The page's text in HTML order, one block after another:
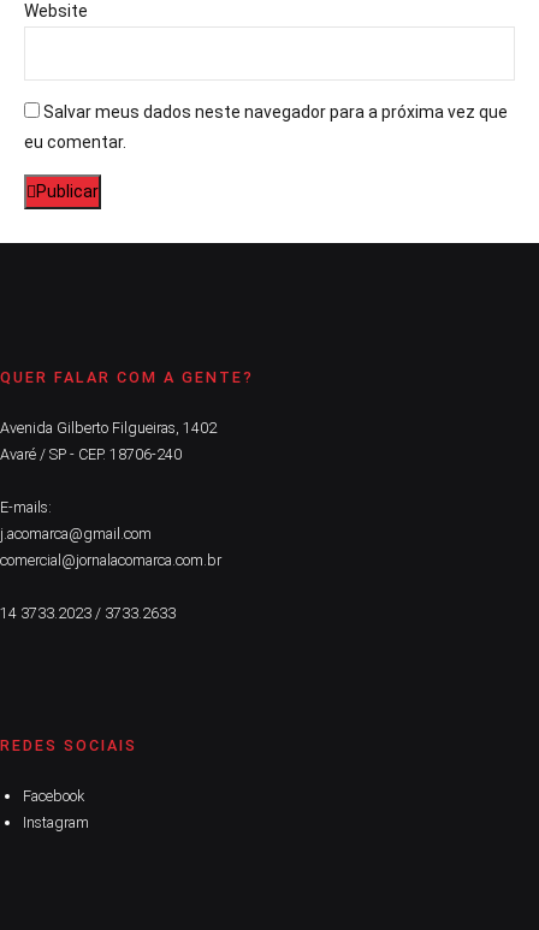
Website
Salvar meus dados neste navegador para a próxima vez que
eu comentar.
Publicar
QUER FALAR COM A GENTE?
Avenida Gilberto Filgueiras, 1402
Avaré / SP - CEP. 18706-240
E-mails:
j.acomarca@gmail.com
comercial@jornalacomarca.com.br
14 3733.2023 / 3733.2633
REDES SOCIAIS
Facebook
Instagram